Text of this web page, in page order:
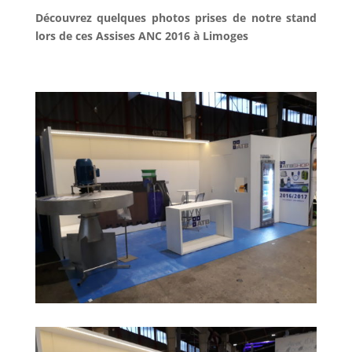
Découvrez quelques photos prises de notre stand
lors de ces Assises ANC 2016 à Limoges